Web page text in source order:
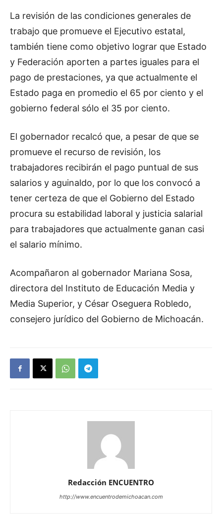
La revisión de las condiciones generales de
trabajo que promueve el Ejecutivo estatal,
también tiene como objetivo lograr que Estado
y Federación aporten a partes iguales para el
pago de prestaciones, ya que actualmente el
Estado paga en promedio el 65 por ciento y el
gobierno federal sólo el 35 por ciento.
El gobernador recalcó que, a pesar de que se
promueve el recurso de revisión, los
trabajadores recibirán el pago puntual de sus
salarios y aguinaldo, por lo que los convocó a
tener certeza de que el Gobierno del Estado
procura su estabilidad laboral y justicia salarial
para trabajadores que actualmente ganan casi
el salario mínimo.
Acompañaron al gobernador Mariana Sosa,
directora del Instituto de Educación Media y
Media Superior, y César Oseguera Robledo,
consejero jurídico del Gobierno de Michoacán.
Redacción ENCUENTRO
http://www.encuentrodemichoacan.com